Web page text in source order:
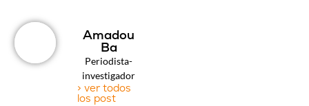
Amadou
Ba
Periodista-
investigador
> ver todos
los post